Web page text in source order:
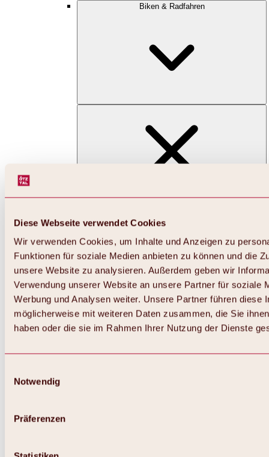
Diese Webseite verwendet Cookies
Wir verwenden Cookies, um Inhalte und Anzeigen zu
Funktionen für soziale Medien anbieten zu können und die
unsere Website zu analysieren. Außerdem geben wir
Verwendung unserer Website an unsere Partner für soziale
Werbung und Analysen weiter. Unsere Partner führen diese
möglicherweise mit weiteren Daten zusammen, die Sie
haben oder die sie im Rahmen Ihrer Nutzung der Dienste
Notwendig
Präferenzen
Biken & Radfahren